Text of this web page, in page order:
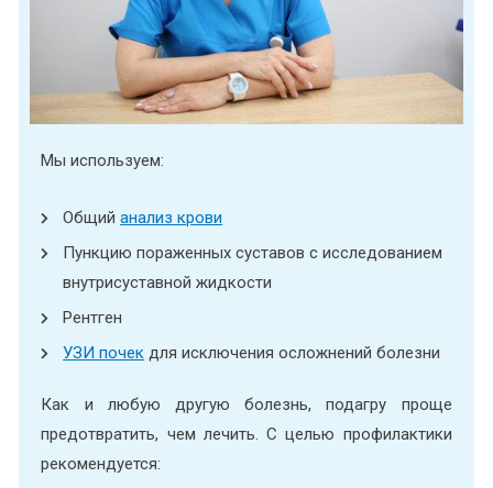
Мы используем:
Общийанализ крови
Пункцию пораженных суставов с исследованием
внутрисуставной жидкости
Рентген
УЗИ почек для исключения осложнений болезни
Как и любую другую болезнь, подагру проще
предотвратить, чем лечить. С целью профилактики
рекомендуется: